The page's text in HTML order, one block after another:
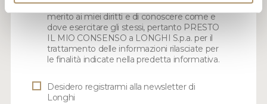
essere esaurientemente informato in
merito ai miei diritti e di conoscere come e
dove esercitare gli stessi, pertanto PRESTO
IL MIO CONSENSO a LONGHI S.p.a. per il
trattamento delle informazioni rilasciate per
le finalità indicate nella predetta informativa.
Desidero registrarmi alla newsletter di
Longhi